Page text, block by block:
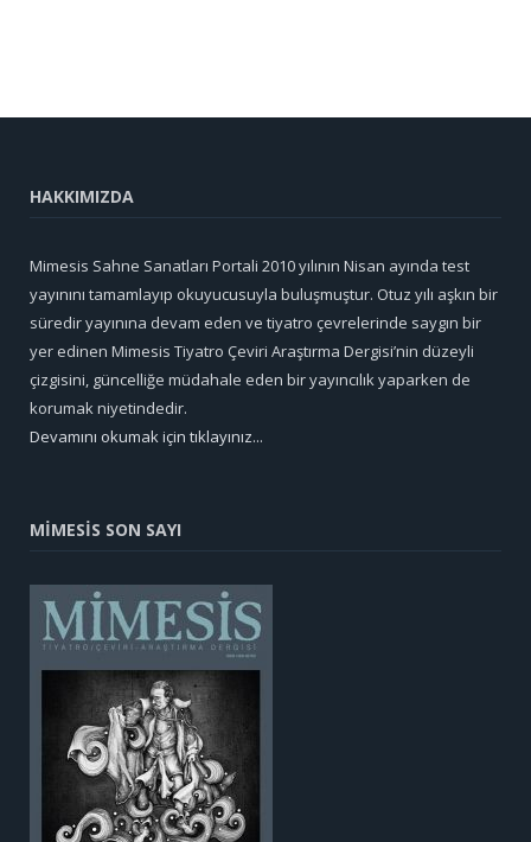
HAKKIMIZDA
Mimesis Sahne Sanatları Portali 2010 yılının Nisan ayında test
yayınını tamamlayıp okuyucusuyla buluşmuştur. Otuz yılı aşkın bir
süredir yayınına devam eden ve tiyatro çevrelerinde saygın bir
yer edinen Mimesis Tiyatro Çeviri Araştırma Dergisi’nin düzeyli
çizgisini, güncelliğe müdahale eden bir yayıncılık yaparken de
korumak niyetindedir.
Devamını okumak için tıklayınız...
MİMESİS SON SAYI